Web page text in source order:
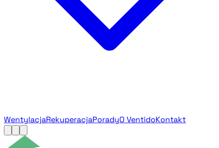
WentylacjaRekuperacjaPoradyO VentidoKontakt